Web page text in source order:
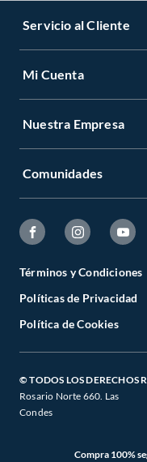
Servicio al Cliente
Mi Cuenta
Nuestra Empresa
Comunidades
Términos y Condiciones
Políticas de Privacidad
Política de Cookies
© TODOS LOS DERECHOS
Rosario Norte 660. Las
Condes
Compra 100%